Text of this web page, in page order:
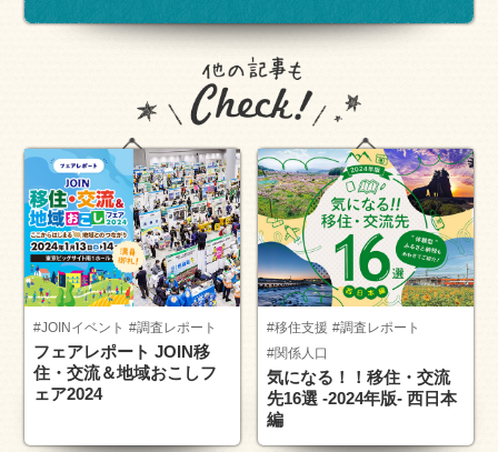
#JOINイベント #調査レポート
フェアレポート JOIN移
住・交流＆地域おこしフ
ェア2024
#移住支援 #調査レポート
#関係人口
気になる！！移住・交流
先16選 -2024年版- 西日本
編